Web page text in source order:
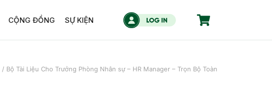
CỘNG ĐỒNG SỰ KIỆN
/ Bộ Tài Liệu Cho Trưởng Phòng Nhân sự – HR Manager – Trọn Bộ Toàn